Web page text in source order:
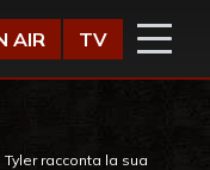
AIR TV
racconta la sua